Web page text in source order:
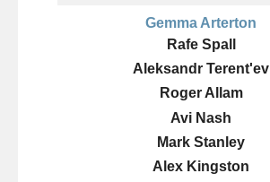
Gemma Arterton
Rafe Spall
Aleksandr Terent'ev
Roger Allam
Avi Nash
Mark Stanley
Alex Kingston